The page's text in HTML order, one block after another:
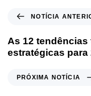
NOTÍCIA
As 12
estratégicas para
PRÓXIMA NOTÍCIA